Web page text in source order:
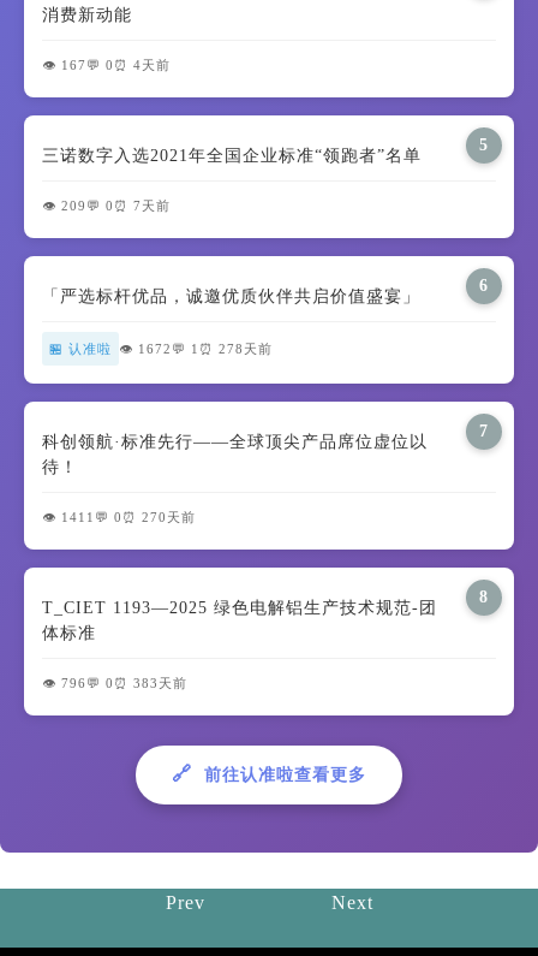
消费新动能
👁️ 167 💬 0 ⏰ 4天前
5
三诺数字入选2021年全国企业标准“领跑者”名单
👁️ 209 💬 0 ⏰ 7天前
6
「严选标杆优品，诚邀优质伙伴共启价值盛宴」
🏪 认准啦 👁️ 1672 💬 1 ⏰ 278天前
7
科创领航·标准先行——全球顶尖产品席位虚位以
待！
👁️ 1411 💬 0 ⏰ 270天前
8
T_CIET 1193—2025 绿色电解铝生产技术规范-团
体标准
👁️ 796 💬 0 ⏰ 383天前
🔗 前往认准啦查看更多
Prev Next